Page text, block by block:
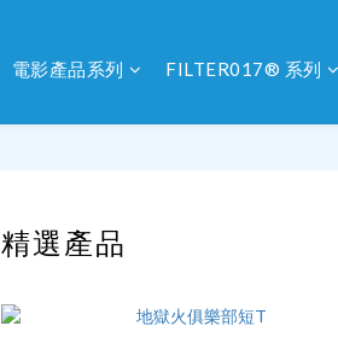
電影產品系列 FILTER017® 系列
精選產品